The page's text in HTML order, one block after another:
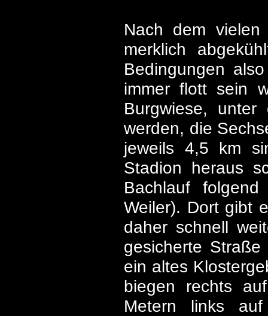
Nach dem
merklich
Bedingungen
immer flott sein
Burgwiese,
werden, die
jeweils 4,5 km
Stadion heraus
Bachlauf
Weiler). Dort gibt
daher schnell
gesicherte
ein altes
biegen rechts
Metern links